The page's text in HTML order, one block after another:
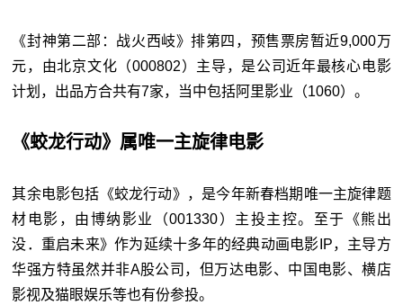
《封神第二部：战火西岐》排第四，预售票房暂近9,000万
元，由北京文化（000802）主导，是公司近年最核心电影
计划，出品方合共有7家，当中包括阿里影业（1060）。
《蛟龙行动》属唯一主旋律电影
其余电影包括《蛟龙行动》，是今年新春档期唯一主旋律题
材电影，由博纳影业（001330）主投主控。至于《熊出
没．重启未来》作为延续十多年的经典动画电影IP，主导方
华强方特虽然并非A股公司，但万达电影、中国电影、横店
影视及猫眼娱乐等也有份参投。